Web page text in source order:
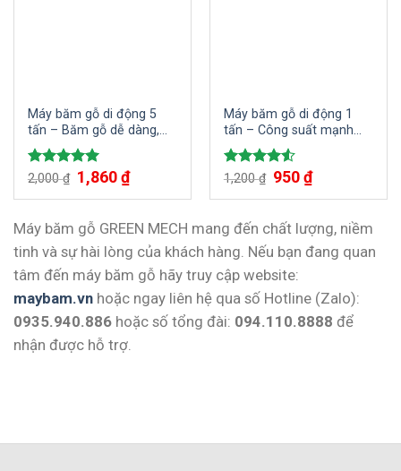
Máy băm gỗ di động 5
tấn – Băm gỗ dễ dàng,
nhanh chóng, mọi lúc mọi
nơi
Được xếp
5.00
2,000₫ Giá
gốc
là:
1,860₫Giá
hiện
tại
1,860 ₫.
Máy băm gỗ di động 1
tấn – Công suất mạnh
mẽ, năng suất cao
Được xếp
1,200₫ Giá
gốc
là:
950₫Giá
hiện
tại
950 ₫.
Máy băm gỗ GREEN MECH mang đến chất lượng, niềm
tinh và sự hài lòng của khách hàng. Nếu bạn đang quan
tâm đến máy băm gỗ hãy truy cập website:
maybam.vn hoặc ngay liên hệ qua số Hotline (Zalo):
0935.940.886 hoặc số tổng đài: 094.110.8888 để
nhận được hỗ trợ.